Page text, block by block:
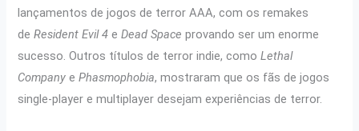
lançamentos de jogos de terror AAA, com os remakes
deResident Evil 4 eDead Space provando ser um enorme
sucesso. Outros títulos de terror indie, comoLethal
Company ePhasmophobia, mostraram que os fãs de jogos
single-player e multiplayer desejam experiências de terror.